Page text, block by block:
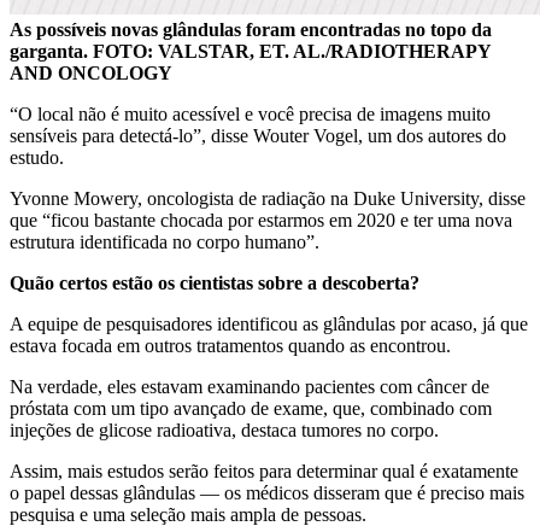
As possíveis novas glândulas foram encontradas no topo da
garganta. FOTO: VALSTAR, ET. AL./RADIOTHERAPY
AND ONCOLOGY
“O local não é muito acessível e você precisa de imagens muito
sensíveis para detectá-lo”, disse Wouter Vogel, um dos autores do
estudo.
Yvonne Mowery, oncologista de radiação na Duke University, disse
que “ficou bastante chocada por estarmos em 2020 e ter uma nova
estrutura identificada no corpo humano”.
Quão certos estão os cientistas sobre a descoberta?
A equipe de pesquisadores identificou as glândulas por acaso, já que
estava focada em outros tratamentos quando as encontrou.
Na verdade, eles estavam examinando pacientes com câncer de
próstata com um tipo avançado de exame, que, combinado com
injeções de glicose radioativa, destaca tumores no corpo.
Assim, mais estudos serão feitos para determinar qual é exatamente
o papel dessas glândulas — os médicos disseram que é preciso mais
pesquisa e uma seleção mais ampla de pessoas.